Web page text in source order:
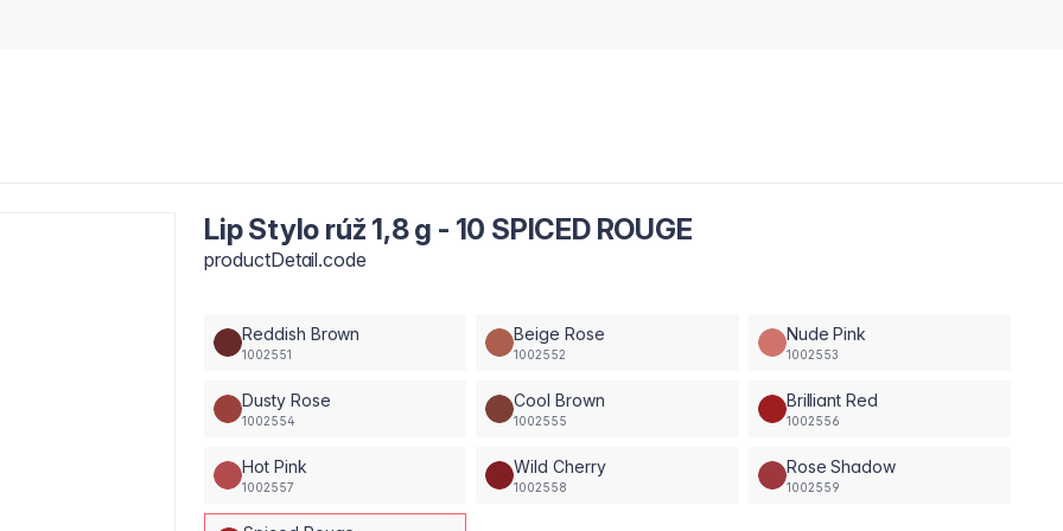
Lip Stylo rúž 1,8 g - 10 SPICED ROUGE
productDetail.code
Reddish Brown
1002551
Beige Rose
1002552
Nude Pink
1002553
Dusty Rose
1002554
Cool Brown
1002555
Brilliant Red
1002556
Hot Pink
1002557
Wild Cherry
1002558
Rose Shadow
1002559